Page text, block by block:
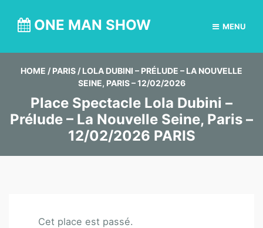
ONE MAN SHOW MENU
HOME / PARIS / LOLA DUBINI – PRÉLUDE – LA NOUVELLE
SEINE, PARIS – 12/02/2026
Place Spectacle Lola Dubini –
Prélude – La Nouvelle Seine, Paris –
12/02/2026 PARIS
Cet place est passé.